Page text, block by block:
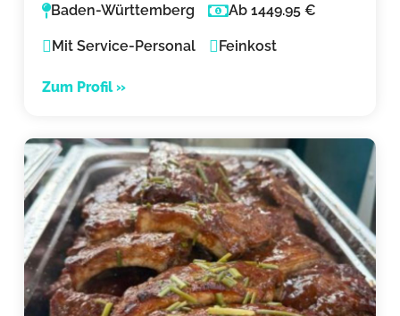
Baden-Württemberg Ab 1449.95 €
Mit Service-Personal Feinkost
Zum Profil »